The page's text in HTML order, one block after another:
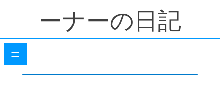
ーナーの日記
=